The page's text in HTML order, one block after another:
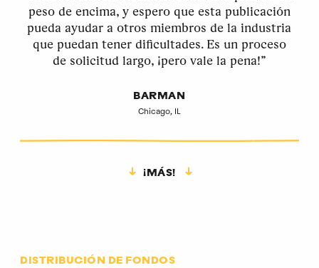
peso de encima, y espero que esta publicación
pueda ayudar a otros miembros de la industria
que puedan tener dificultades. Es un proceso
de solicitud largo, ¡pero vale la pena!”
BARMAN
Chicago, IL
¡MÁS!
DISTRIBUCIÓN DE FONDOS